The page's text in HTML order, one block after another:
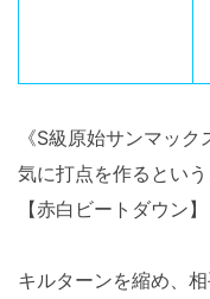
《S級原始サンマッ
気に打点を作るとい
【赤白ビートダウン
キルターンを縮め、